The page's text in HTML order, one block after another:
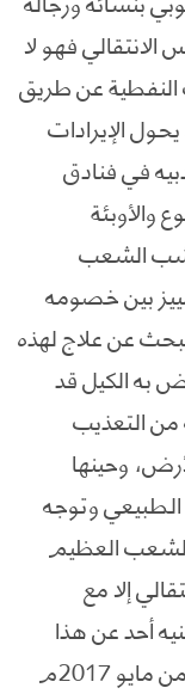
فهو لا
النفطية عن طريق
الإيرادات
في فنادق
شب الشعب
بين خصومه
عن علاج لهذه
به الكيل قد
التعذيب
وحينها
وتوجه
العظيم
إلا مع
أحد عن هذا
2017م